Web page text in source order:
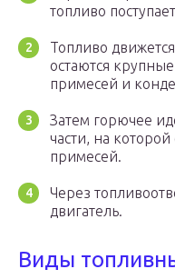
топливо
Топливо
остаются
примесей и
Затем горючее
части, на
примесей.
Через
двигатель.
Виды